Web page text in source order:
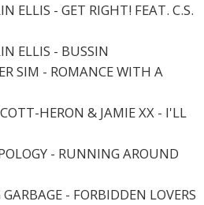
ELLIS - GET RIGHT! FEAT. C.S.
ELLIS - BUSSIN
SIM - ROMANCE WITH A
HERON & JAMIE XX - I'LL
- RUNNING AROUND
- FORBIDDEN LOVERS